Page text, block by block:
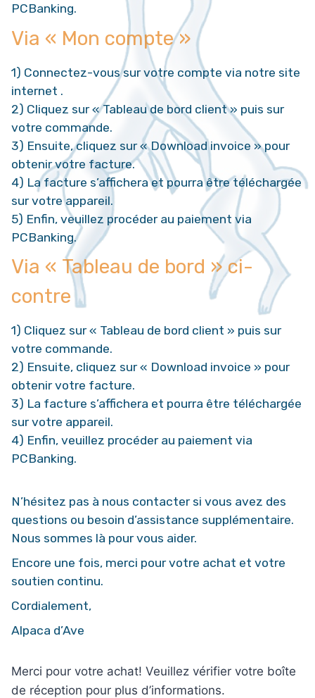
PCBanking.
Via « Mon compte »
1) Connectez-vous sur votre compte via notre site
internet .
2) Cliquez sur « Tableau de bord client » puis sur
votre commande.
3) Ensuite, cliquez sur « Download invoice » pour
obtenir votre facture.
4) La facture s’affichera et pourra être téléchargée
sur votre appareil.
5) Enfin, veuillez procéder au paiement via
PCBanking.
Via « Tableau de bord » ci-
contre
1) Cliquez sur « Tableau de bord client » puis sur
votre commande.
2) Ensuite, cliquez sur « Download invoice » pour
obtenir votre facture.
3) La facture s’affichera et pourra être téléchargée
sur votre appareil.
4) Enfin, veuillez procéder au paiement via
PCBanking.
N’hésitez pas à nous contacter si vous avez des
questions ou besoin d’assistance supplémentaire.
Nous sommes là pour vous aider.
Encore une fois, merci pour votre achat et votre
soutien continu.
Cordialement,
Alpaca d’Ave
Merci pour votre achat! Veuillez vérifier votre boîte
de réception pour plus d’informations.